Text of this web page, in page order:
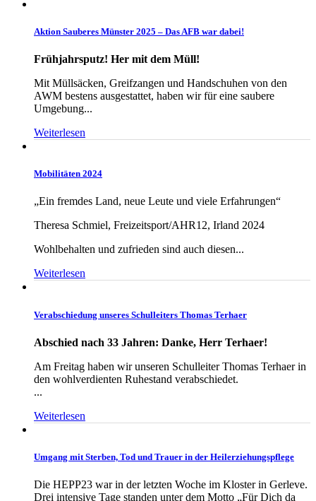
Aktion Sauberes Münster 2025 – Das AFB war dabei!
Frühjahrsputz! Her mit dem Müll!
Mit Müllsäcken, Greifzangen und Handschuhen von den
AWM bestens ausgestattet, haben wir für eine saubere
Umgebung...
Weiterlesen
Mobilitäten 2024
„Ein fremdes Land, neue Leute und viele Erfahrungen“
Theresa Schmiel, Freizeitsport/AHR12, Irland 2024
Wohlbehalten und zufrieden sind auch diesen...
Weiterlesen
Verabschiedung unseres Schulleiters Thomas Terhaer
Abschied nach 33 Jahren: Danke, Herr Terhaer!
Am Freitag haben wir unseren Schulleiter Thomas Terhaer in
den wohlverdienten Ruhestand verabschiedet.
...
Weiterlesen
Umgang mit Sterben, Tod und Trauer in der Heilerziehungspflege
Die HEPP23 war in der letzten Woche im Kloster in Gerleve.
Drei intensive Tage standen unter dem Motto „Für Dich da